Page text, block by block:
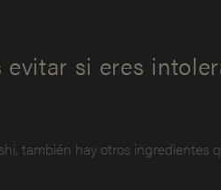
si eres
también hay otros ingredientes